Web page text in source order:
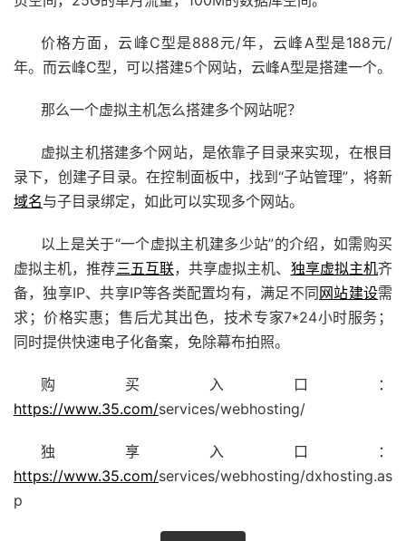
价格方面，云峰C型是888元/年，云峰A型是188元/
年。而云峰C型，可以搭建5个网站，云峰A型是搭建一个。
那么一个虚拟主机怎么搭建多个网站呢？
虚拟主机搭建多个网站，是依靠子目录来实现，在根目
录下，创建子目录。在控制面板中，找到“子站管理”，将新
域名与子目录绑定，如此可以实现多个网站。
以上是关于“一个虚拟主机建多少站”的介绍，如需购买
虚拟主机，推荐三五互联，共享虚拟主机、 独享虚拟主机齐
备，独享IP、共享IP等各类配置均有，满足不同 网站建设需
求；价格实惠；售后尤其出色，技术专家7*24小时服务；
同时提供快速电子化备案，免除幕布拍照。
购买入口：
https://www.35.com/services/webhosting/
独享入口：
https://www.35.com/services/webhosting/dxhosting.as
p